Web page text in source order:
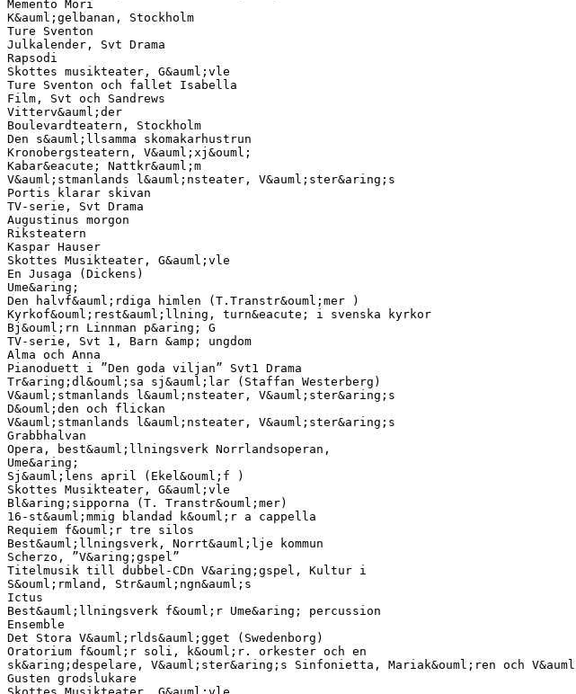
Memento Mori
K&auml;gelbanan, Stockholm
Ture Sventon
Julkalender, Svt Drama
Rapsodi
Skottes musikteater, G&auml;vle
Ture Sventon och fallet Isabella
Film, Svt och Sandrews
Vitterv&auml;der
Boulevardteatern, Stockholm
Den s&auml;llsamma skomakarhustrun
Kronobergsteatern, V&auml;xj&ouml;
Kabar&eacute; Nattkr&auml;m
V&auml;stmanlands l&auml;nsteater, V&auml;ster&aring;s
Portis klarar skivan
TV-serie, Svt Drama
Augustinus morgon
Riksteatern
Kaspar Hauser
Skottes Musikteater, G&auml;vle
En Jusaga (Dickens)
Ume&aring;
Den halvf&auml;rdiga himlen (T.Transtr&ouml;mer )
Kyrkof&ouml;rest&auml;llning, turn&eacute; i svenska kyrkor
Bj&ouml;rn Linnman p&aring; G
TV-serie, Svt 1, Barn &amp; ungdom
Alma och Anna
Pianoduett i ”Den goda viljan” Svt1 Drama
Tr&aring;dl&ouml;sa sj&auml;lar (Staffan Westerberg)
V&auml;stmanlands l&auml;nsteater, V&auml;ster&aring;s
D&ouml;den och flickan
V&auml;stmanlands l&auml;nsteater, V&auml;ster&aring;s
Grabbhalvan
Opera, best&auml;llningsverk Norrlandsoperan,
Ume&aring;
Sj&auml;lens april (Ekel&ouml;f )
Skottes Musikteater, G&auml;vle
Bl&aring;sipporna (T. Transtr&ouml;mer)
16-st&auml;mmig blandad k&ouml;r a cappella
Requiem f&ouml;r tre silos
Best&auml;llningsverk, Norrt&auml;lje kommun
Scherzo, ”V&aring;gspel”
Titelmusik till dubbel-CDn V&aring;gspel, Kultur i
S&ouml;rmland, Str&auml;ngn&auml;s
Ictus
Best&auml;llningsverk f&ouml;r Ume&aring; percussion
Ensemble
Det Stora V&auml;rlds&auml;gget (Swedenborg)
Oratorium f&ouml;r soli, k&ouml;r. orkester och en
sk&aring;despelare, V&auml;ster&aring;s Sinfonietta, Mariak&ouml;ren och
Gusten grodslukare